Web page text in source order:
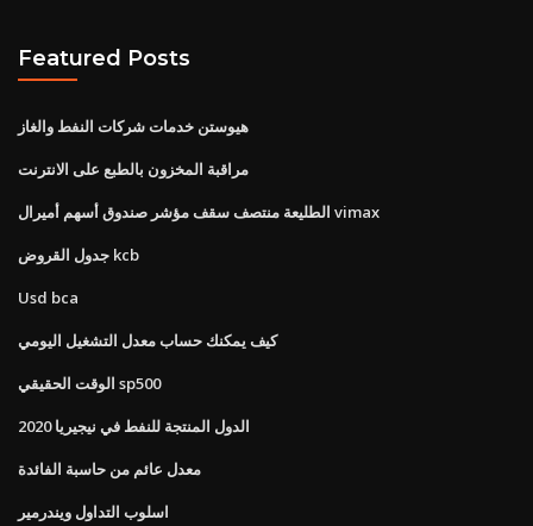
Featured Posts
هيوستن خدمات شركات النفط والغاز
مراقبة المخزون بالطبع على الانترنت
الطليعة منتصف سقف مؤشر صندوق أسهم أميرال vimax
جدول القروض kcb
Usd bca
كيف يمكنك حساب معدل التشغيل اليومي
الوقت الحقيقي sp500
الدول المنتجة للنفط في نيجيريا 2020
معدل عائم من حاسبة الفائدة
اسلوب التداول ويندرمير